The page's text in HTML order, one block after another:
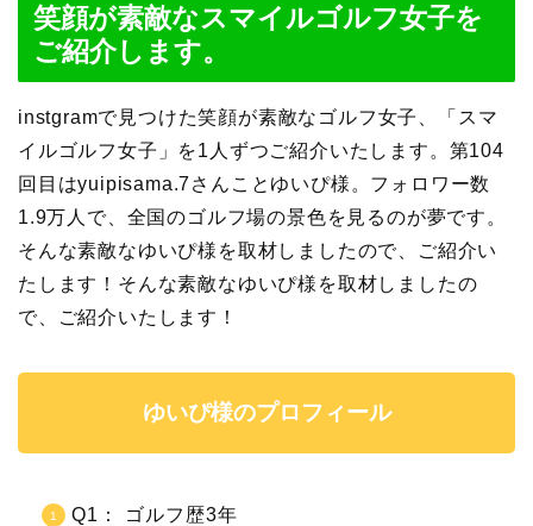
笑顔が素敵なスマイルゴルフ女子を
ご紹介します。
instgramで見つけた笑顔が素敵なゴルフ女子、「スマ
イルゴルフ女子」を1人ずつご紹介いたします。第104
回目はyuipisama.7さんことゆいぴ様。フォロワー数
1.9万人で、全国のゴルフ場の景色を見るのが夢です。
そんな素敵なゆいぴ様を取材しましたので、ご紹介い
たします！そんな素敵なゆいぴ様を取材しましたの
で、ご紹介いたします！
ゆいぴ様のプロフィール
Q1： ゴルフ歴3年